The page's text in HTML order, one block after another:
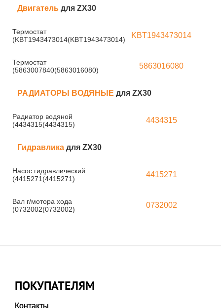
Двигатель для ZX30
Термостат
(KBT1943473014(KBT1943473014)
KBT1943473014
Термостат
(5863007840(5863016080)
5863016080
РАДИАТОРЫ ВОДЯНЫЕ для ZX30
Радиатор водяной
(4434315(4434315)
4434315
Гидравлика для ZX30
Насос гидравлический
(4415271(4415271)
4415271
Вал г/мотора хода
(0732002(0732002)
0732002
ПОКУПАТЕЛЯМ
Контакты